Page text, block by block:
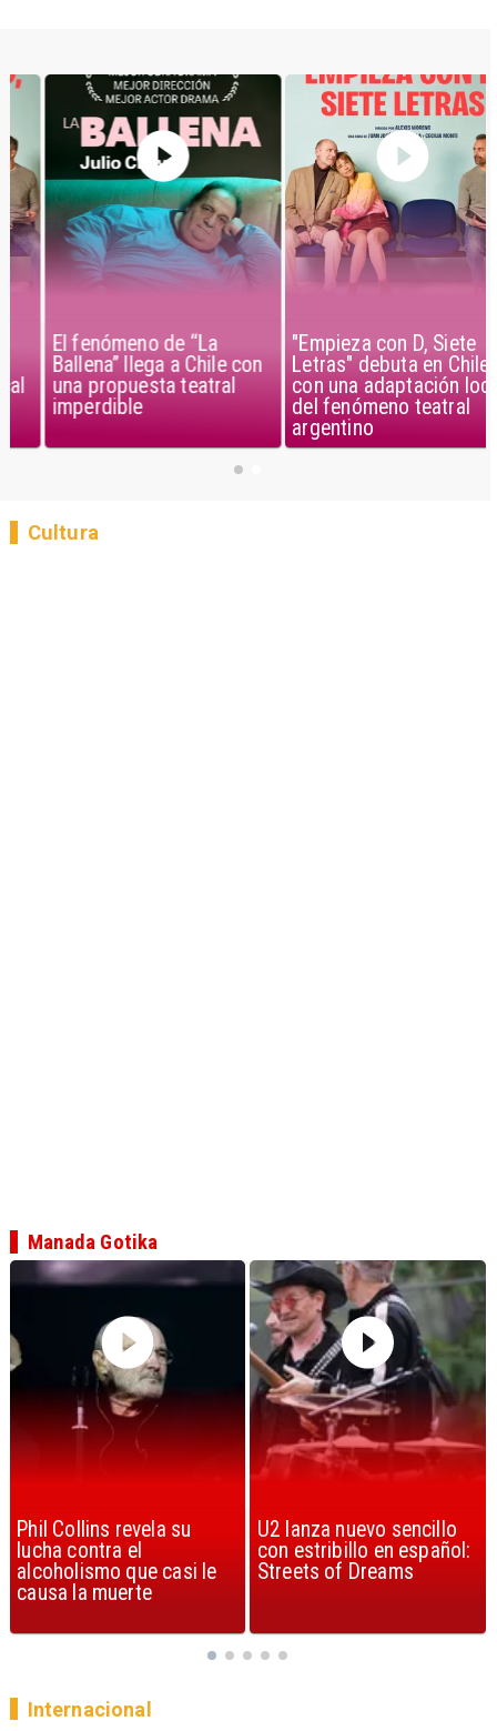
El fenómeno de “La
Ballena” llega a Chile con
una propuesta teatral
imperdible
"Empieza con D, Siete
Letras" debuta en Chile
con una adaptación local
del fenómeno teatral
argentino
Cultura
U2 lanza nuevo sencillo
con estribillo en español:
Streets of Dreams
“Africa” de Toto es
considerada la mejor
canción, según la ciencia
Manada Gotika
Internacional